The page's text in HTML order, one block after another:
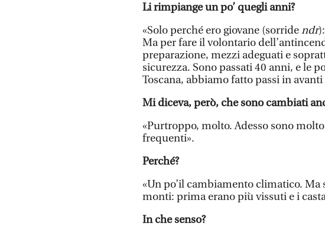
Li rimpiange un po’ quegli anni?
«Solo perché ero giovane (sorridendr
Ma per fare il volontario
preparazione, mezzi adeguati e
sicurezza. Sono passati 40 anni, e le
Toscana, abbiamo fatto passi in
Mi diceva, però, che sono cambiati
«Purtroppo, molto. Adesso sono
frequenti».
Perché?
«Un po’il cambiamento climatico.
monti: prima erano più vissuti e i
In che senso?